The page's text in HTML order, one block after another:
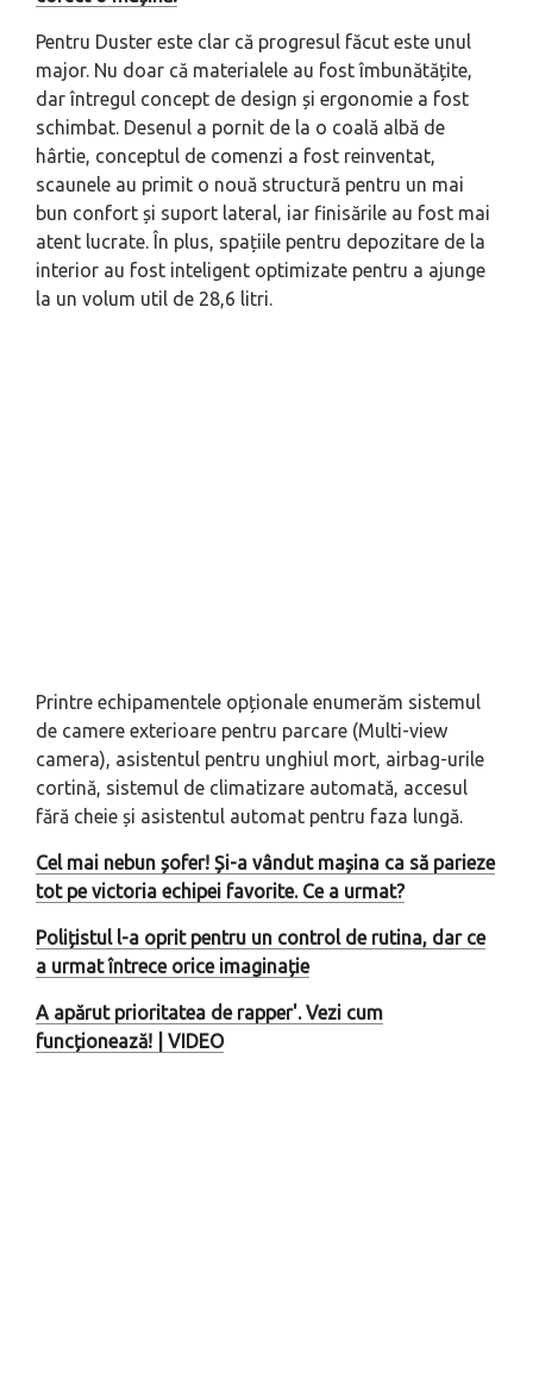
Pentru Duster este clar că progresul făcut este unul
major. Nu doar că materialele au fost îmbunătățite,
dar întregul concept de design și ergonomie a fost
schimbat. Desenul a pornit de la o coală albă de
hârtie, conceptul de comenzi a fost reinventat,
scaunele au primit o nouă structură pentru un mai
bun confort și suport lateral, iar finisările au fost mai
atent lucrate. În plus, spațiile pentru depozitare de la
interior au fost inteligent optimizate pentru a ajunge
la un volum util de 28,6 litri.
Printre echipamentele opționale enumerăm sistemul
de camere exterioare pentru parcare (Multi-view
camera), asistentul pentru unghiul mort, airbag-urile
cortină, sistemul de climatizare automată, accesul
fără cheie și asistentul automat pentru faza lungă.
Cel mai nebun șofer! Și-a vândut mașina ca să parieze
tot pe victoria echipei favorite. Ce a urmat?
Polițistul l-a oprit pentru un control de rutina, dar ce
a urmat întrece orice imaginație
A apărut prioritatea de rapper'. Vezi cum
funcționează! | VIDEO